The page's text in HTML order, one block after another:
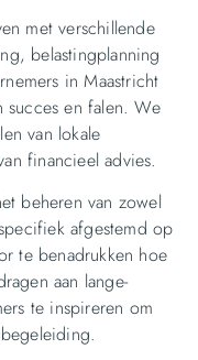
met verschillende
belastingplanning
in Maastricht
succes en falen. We
van lokale
financieel advies.
beheren van zowel
afgestemd op
te benadrukken hoe
aan lange-
te inspireren om